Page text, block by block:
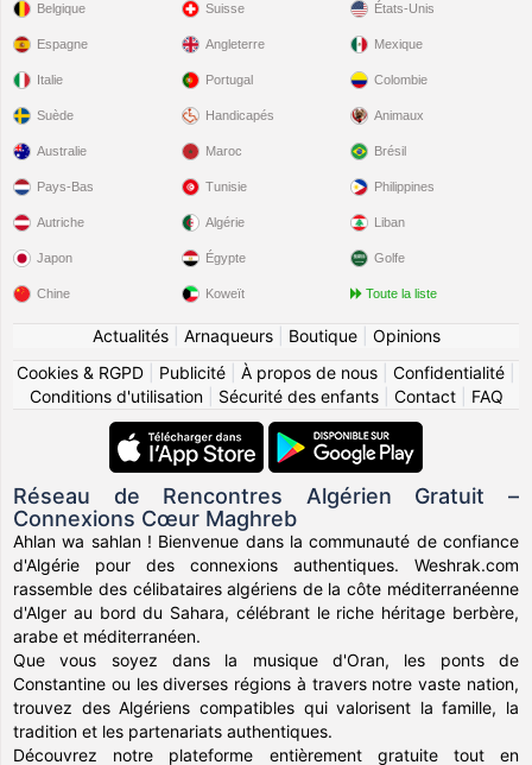
Belgique
Espagne
Italie
Suède
Suisse
Angleterre
Portugal
Handicapés
États-Unis
Mexique
Colombie
Animaux
Australie
Pays-Bas
Autriche
Japon
Chine
Maroc
Tunisie
Algérie
Égypte
Koweït
Brésil
Philippines
Liban
Golfe
Toute la liste
Actualités| Arnaqueurs| Boutique| Opinions
Cookies & RGPD
Publicité À propos de nous Confidentialité
Conditions d'utilisation| Sécurité des enfants| Contact| FAQ
Réseau de Rencontres Algérien Gratuit –
Connexions Cœur Maghreb
Ahlan wa sahlan ! Bienvenue dans la communauté de confiance
d'Algérie pour des connexions authentiques. Weshrak.com
rassemble des célibataires algériens de la côte méditerranéenne
d'Alger au bord du Sahara, célébrant le riche héritage berbère,
arabe et méditerranéen.
Que vous soyez dans la musique d'Oran, les ponts de
Constantine ou les diverses régions à travers notre vaste nation,
trouvez des Algériens compatibles qui valorisent la famille, la
tradition et les partenariats authentiques.
Découvrez notre plateforme entièrement gratuite tout en